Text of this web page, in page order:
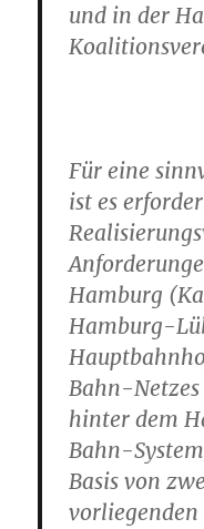
und in der
Für eine
ist es
Hamburg
Hamburg-
Bahn-
hinter dem
Bahn-
Basis von